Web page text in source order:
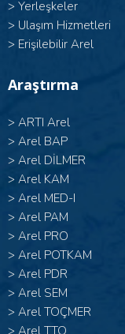
> Yerleşkeler
> Ulaşım Hizmetleri
> Erişilebilir Arel
Araştırma
> ARTI Arel
> Arel BAP
> Arel DİLMER
> Arel KAM
> Arel MED-I
> Arel PAM
> Arel PRO
> Arel POTKAM
> Arel PDR
> Arel SEM
> Arel TOÇMER
> Arel TTO